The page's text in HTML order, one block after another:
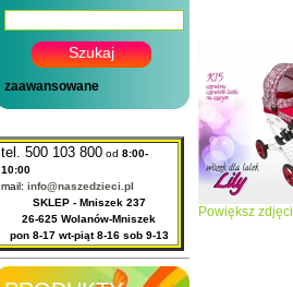
zaawansowane
tel. 500 103 800 od 8:00-
10:00
mail: info@naszedzieci.pl
SKLEP - Mniszek 237
26-625 Wolanów-Mniszek
pon 8-17 wt-piąt 8-16 sob 9-13
Powiększ